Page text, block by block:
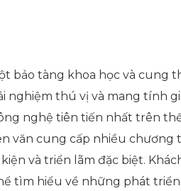
bảo tàng khoa học và cung
nghiệm thú vị và mang tính
nghệ tiên tiến nhất trên
văn cung cấp nhiều
và triển lãm đặc biệt.
tìm hiểu về những phát